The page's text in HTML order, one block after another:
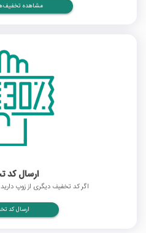
مشاهده
ارسال کد
اگر کد تخفیف دیگری از زوپ
ارسال کد